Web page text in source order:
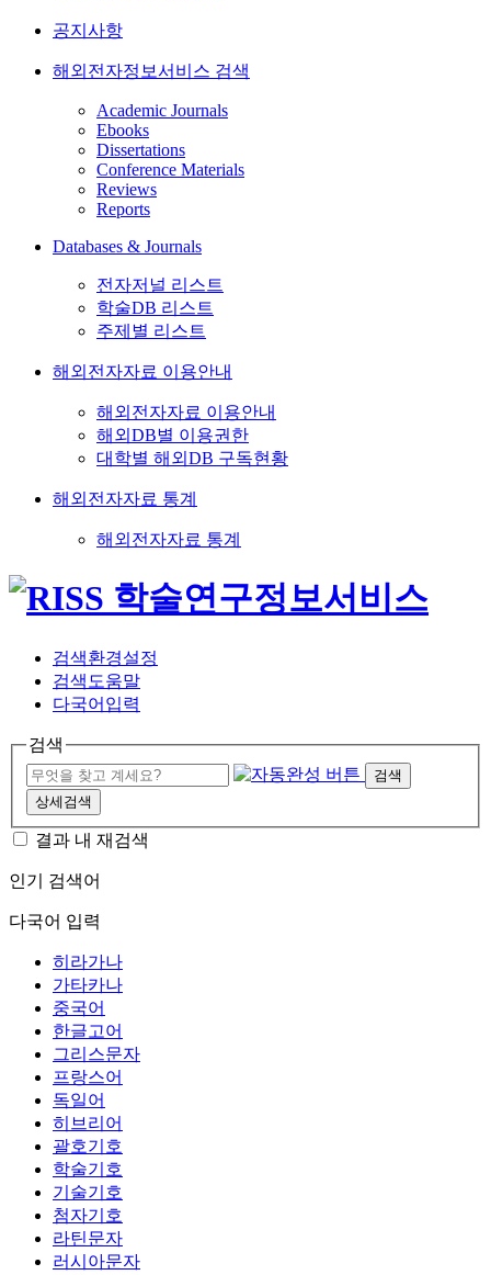
공지사항
해외전자정보서비스 검색
Academic Journals
Ebooks
Dissertations
Conference Materials
Reviews
Reports
Databases & Journals
전자저널 리스트
학술DB 리스트
주제별 리스트
해외전자자료 이용안내
해외전자자료 이용안내
해외DB별 이용권한
대학별 해외DB 구독현황
해외전자자료 통계
해외전자자료 통계
검색환경설정
검색도움말
다국어입력
검색
검색
상세검색
결과 내 재검색
인기 검색어
다국어 입력
히라가나
가타카나
중국어
한글고어
그리스문자
프랑스어
독일어
히브리어
괄호기호
학술기호
기술기호
첨자기호
라틴문자
러시아문자